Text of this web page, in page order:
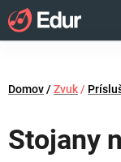
Prejsť
na
obsah
Domov/ Zvuk /
Stojany